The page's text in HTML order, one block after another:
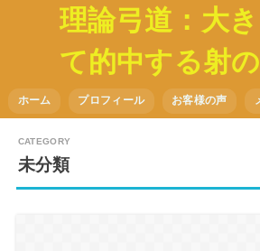
理論弓道：大
て的中する射
ホーム プロフィール お客様の声
未分類